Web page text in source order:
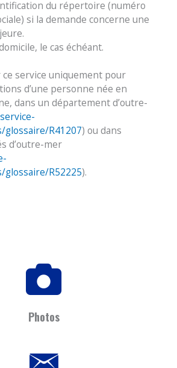
du répertoire (numéro
si la demande concerne une
le cas échéant.
service uniquement pour
d’une personne née en
dans un département d’outre-
R41207) ou dans
d’outre-mer
R52225).
Photos